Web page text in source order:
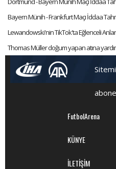
Bayern Münih - Frankfurt Maçı İddaa
Lewandowski'nin TikTok'ta Eğlenceli
Thomas Müller doğum yapan atına
FutbolArena
KÜNYE
İLETİŞİM